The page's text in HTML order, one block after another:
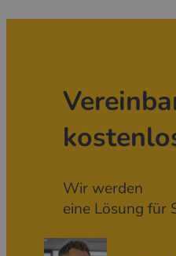
Wir werden
eine Lösung für